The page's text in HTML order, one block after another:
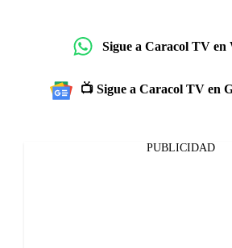
Sigue a Caracol TV en
📺 Sigue a Caracol TV en
PUBLICIDAD